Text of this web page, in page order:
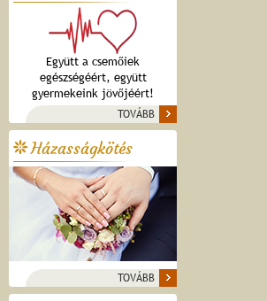
Együtt a csemőiek
egészségéért, együtt
gyermekeink jövőjéért!
TOVÁBB
Házasságkötés
TOVÁBB